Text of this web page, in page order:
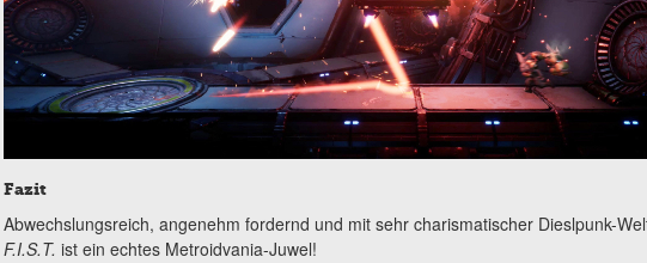
Fazit
Abwechslungsreich, angenehm fordernd und mit sehr charismatischer Dieslpunk-
F.I.S.T. ist ein echtes Metroidvania-Juwel!